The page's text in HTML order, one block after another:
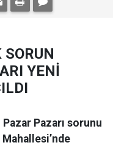
YENİ
Pazar Pazarı sorunu